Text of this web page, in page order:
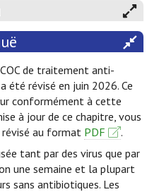
de traitement anti-
été révisé en juin 2026. Ce
conformément à cette
à jour de ce chapitre, vous
révisé au format PDF
.
tant par des virus que par
une semaine et la plupart
sans antibiotiques. Les